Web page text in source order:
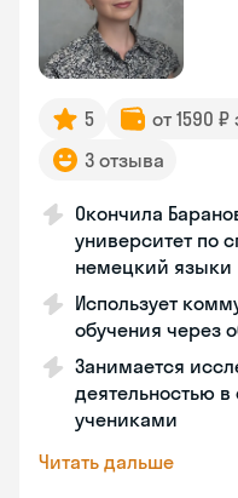
5 от 1590
3 отзыва
Окончила
университет по
немецкий языки
Использует
обучения через
Занимается
деятельностью
учениками
Читать дальше